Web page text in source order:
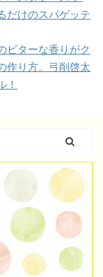
だけのスパゲッテ
ビターな香りがク
作り方。弓削啓太
！